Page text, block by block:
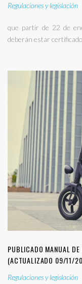
Regulaciones y legislación
que partir de 22 de
deberán estar
PUBLICADO MANUAL
(ACTUALIZADO 09/11/
Regulaciones y legislación